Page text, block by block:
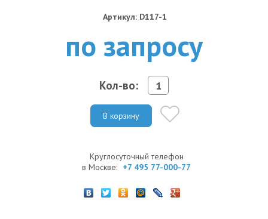
Артикул: D117-1
по запросу
Кол-во:
В корзину
Круглосуточный телефон
в Москве: +7 495 77-000-77